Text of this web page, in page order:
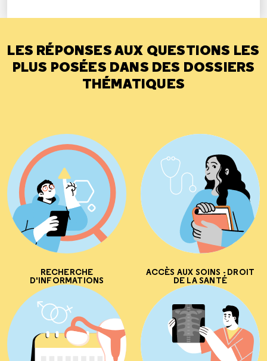
LES RÉPONSES AUX QUESTIONS LES
PLUS POSÉES DANS DES DOSSIERS
THÉMATIQUES
RECHERCHE
D'INFORMATIONS
ACCÈS AUX SOINS - DROIT
DE LA SANTÉ